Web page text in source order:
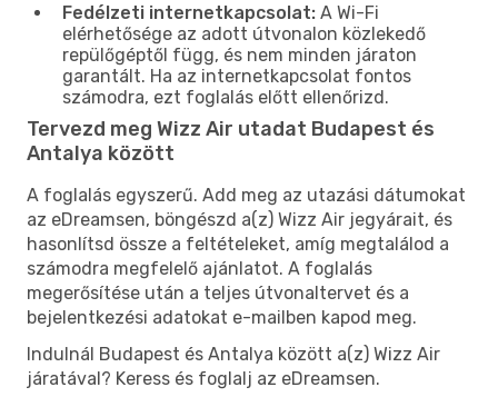
Fedélzeti internetkapcsolat: A Wi-Fi
elérhetősége az adott útvonalon közlekedő
repülőgéptől függ, és nem minden járaton
garantált. Ha az internetkapcsolat fontos
számodra, ezt foglalás előtt ellenőrizd.
Tervezd meg Wizz Air utadat Budapest és
Antalya között
A foglalás egyszerű. Add meg az utazási dátumokat
az eDreamsen, böngészd a(z) Wizz Air jegyárait, és
hasonlítsd össze a feltételeket, amíg megtalálod a
számodra megfelelő ajánlatot. A foglalás
megerősítése után a teljes útvonaltervet és a
bejelentkezési adatokat e-mailben kapod meg.
Indulnál Budapest és Antalya között a(z) Wizz Air
járatával? Keress és foglalj az eDreamsen.